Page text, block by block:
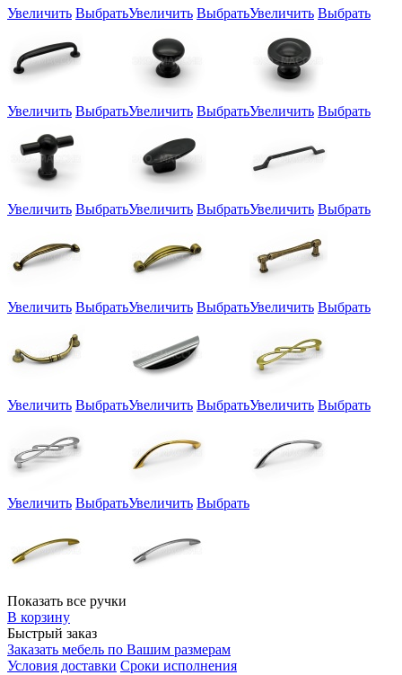
Увеличить ВыбратьУвеличить ВыбратьУвеличить Выбрать
Увеличить ВыбратьУвеличить ВыбратьУвеличить Выбрать
Увеличить ВыбратьУвеличить ВыбратьУвеличить Выбрать
Увеличить ВыбратьУвеличить ВыбратьУвеличить Выбрать
Увеличить ВыбратьУвеличить ВыбратьУвеличить Выбрать
Увеличить ВыбратьУвеличить Выбрать
Показать все ручки
В корзину
Быстрый заказ
Заказать мебель по Вашим размерам
Условия доставки Сроки исполнения